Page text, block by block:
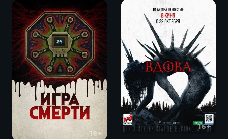
18+
16+